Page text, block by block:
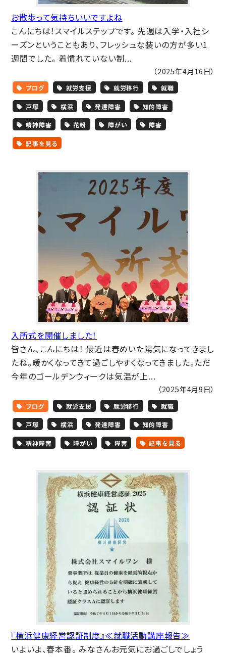
お散歩って気持ちいいですよね
こんにちは！スマイルステップです。 先週は入学・入社シ
ーズンということもあり、フレッシュな装いの方が多い1
週間でした。 着慣れていない制...
（2025年4月16日）
ブログ 就労支援 就労移行 就職
戸塚 横浜 発達障害 知的障害
精神障害 花粉 障がい 障害
記事を見る
入所式を開催しました！
皆さん、こんにちは！ 最近は春めいた陽気になってきまし
たね。暖かくなってきて過ごしやすくなってきました。ただ
今年のゴールデンウィークは気温が上...
（2025年4月9日）
ブログ 就労支援 就労移行 就職
戸塚 横浜 発達障害 知的障害
精神障害 障がい 障害 記事を見る
『横浜健康経営認証制度』≪就職活動講座報告≫
いよいよ、春本番。 みなさんお元気にお過ごしでしょう